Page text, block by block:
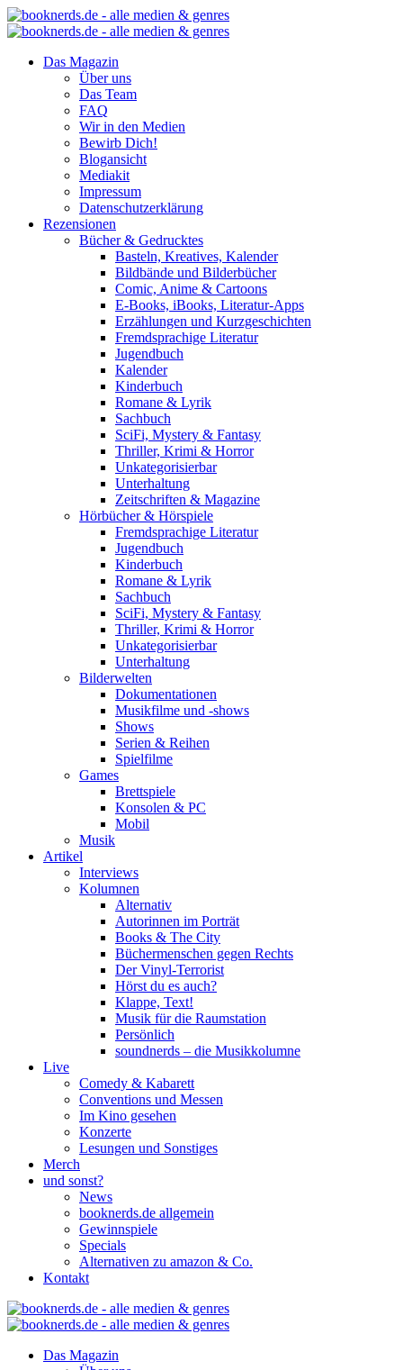
Das Magazin
Über uns
Das Team
FAQ
Wir in den Medien
Bewirb Dich!
Blogansicht
Mediakit
Impressum
Datenschutzerklärung
Rezensionen
Bücher & Gedrucktes
Basteln, Kreatives, Kalender
Bildbände und Bilderbücher
Comic, Anime & Cartoons
E-Books, iBooks, Literatur-Apps
Erzählungen und Kurzgeschichten
Fremdsprachige Literatur
Jugendbuch
Kalender
Kinderbuch
Romane & Lyrik
Sachbuch
SciFi, Mystery & Fantasy
Thriller, Krimi & Horror
Unkategorisierbar
Unterhaltung
Zeitschriften & Magazine
Hörbücher & Hörspiele
Fremdsprachige Literatur
Jugendbuch
Kinderbuch
Romane & Lyrik
Sachbuch
SciFi, Mystery & Fantasy
Thriller, Krimi & Horror
Unkategorisierbar
Unterhaltung
Bilderwelten
Dokumentationen
Musikfilme und -shows
Shows
Serien & Reihen
Spielfilme
Games
Brettspiele
Konsolen & PC
Mobil
Musik
Artikel
Interviews
Kolumnen
Alternativ
Autorinnen im Porträt
Books & The City
Büchermenschen gegen Rechts
Der Vinyl-Terrorist
Hörst du es auch?
Klappe, Text!
Musik für die Raumstation
Persönlich
soundnerds – die Musikkolumne
Live
Comedy & Kabarett
Conventions und Messen
Im Kino gesehen
Konzerte
Lesungen und Sonstiges
Merch
und sonst?
News
booknerds.de allgemein
Gewinnspiele
Specials
Alternativen zu amazon & Co.
Kontakt
Das Magazin